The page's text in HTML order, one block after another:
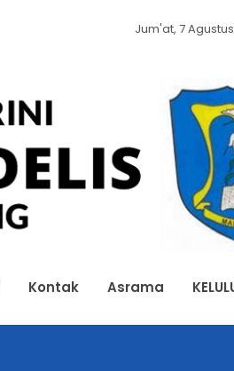
Jum'at, 7
Kontak Asrama